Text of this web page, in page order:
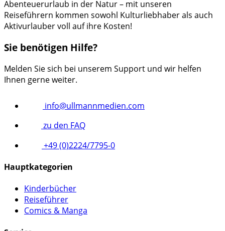
Abenteuerurlaub in der Natur – mit unseren
Reiseführern kommen sowohl Kulturliebhaber als auch
Aktivurlauber voll auf ihre Kosten!
Sie benötigen Hilfe?
Melden Sie sich bei unserem Support und wir helfen
Ihnen gerne weiter.
info@ullmannmedien.com
zu den FAQ
+49 (0)2224/7795-0
Hauptkategorien
Kinderbücher
Reiseführer
Comics & Manga